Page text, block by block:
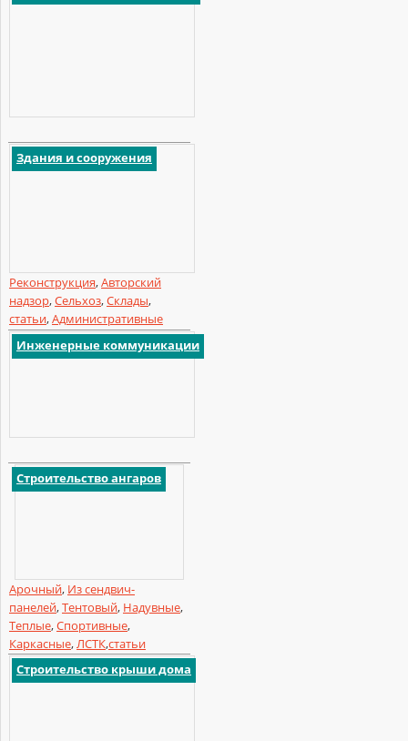
Здания и сооружения
Реконструкция,Авторский
надзор,Сельхоз,Склады,
статьи,Административные
Инженерные коммуникации
Строительство ангаров
Арочный, Из сендвич-
панелей,Тентовый, Надувные,
Теплые,Спортивные,
Каркасные,ЛСТК,статьи
Строительство крыши дома